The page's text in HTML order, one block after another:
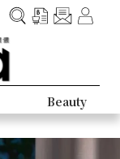
Beauty